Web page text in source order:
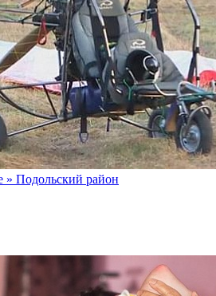
» Подольский район